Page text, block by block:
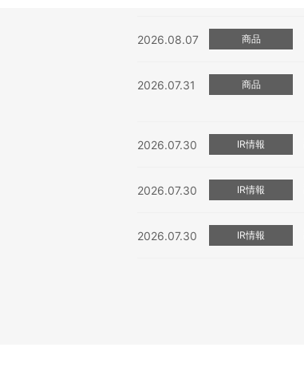
2026.08.07 商品
2026.07.31 商品
2026.07.30 IR情報
2026.07.30 IR情報
2026.07.30 IR情報